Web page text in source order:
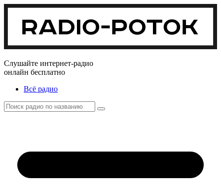
Слушайте интернет-радио
онлайн бесплатно
Всё радио